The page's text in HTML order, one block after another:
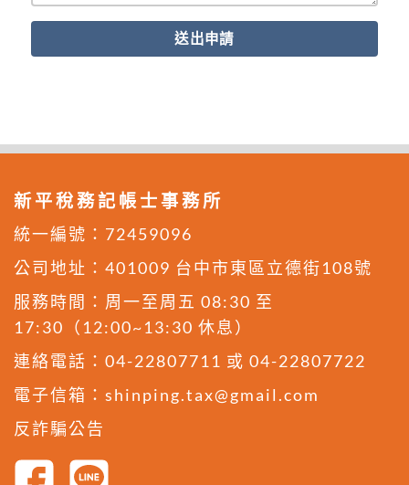
新平稅務記帳士事務所
統一編號：72459096
公司地址： 401009 台中市東區立德街108號
服務時間：周一至周五 08:30 至
17:30（12:00~13:30 休息）
連絡電話： 04-22807711 或 04-22807722
電子信箱： shinping.tax@gmail.com
反詐騙公告